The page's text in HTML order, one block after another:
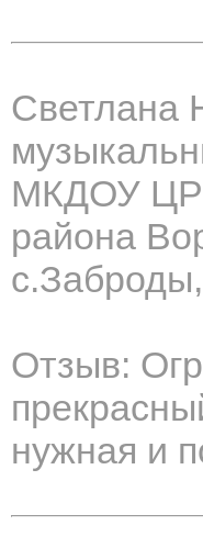
Светлана
МКДОУ
района
Отзыв:
нужная и